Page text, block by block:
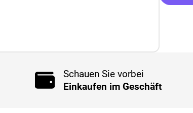
Schauen Sie vorbei
Einkaufen im Geschäft